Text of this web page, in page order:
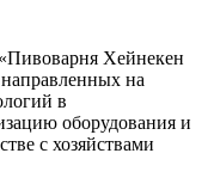
Хейнекен
на
в
оборудования и
с хозяйствами